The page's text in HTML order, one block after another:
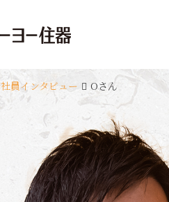
社員インタビュー Oさん